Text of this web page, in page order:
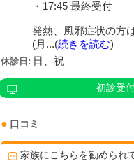
・17:45 最終受付
発熱、風邪症状の方
(月...(続きを読む)
休診日: 日、祝
初診受
口コミ
家族にこちらを勧められ